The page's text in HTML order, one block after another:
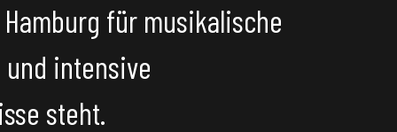
für musikalische
intensive
steht.